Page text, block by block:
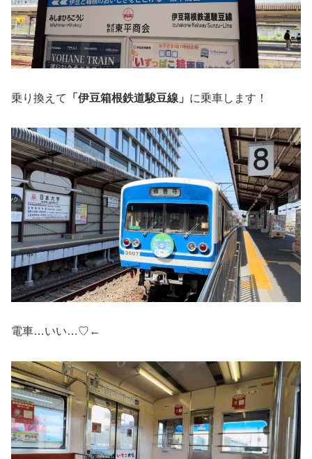
乗り換えて 「伊豆箱根鉄道駿豆線」 に乗車します！
電車…いい…♡←